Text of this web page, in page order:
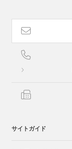
サイトガイド